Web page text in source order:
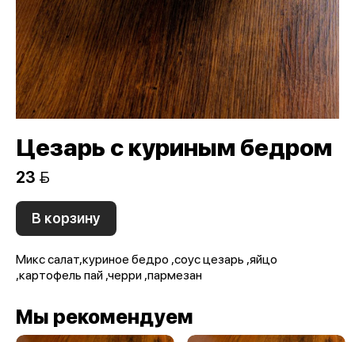
Цезарь с куриным бедром
23 
В корзину
Микс салат,куриное бедро ,соус цезарь ,яйцо
,картофель пай ,черри ,пармезан
Мы рекомендуем